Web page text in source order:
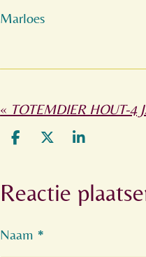
Marloes
« TOTEMDIER HOUT-4
D
e
n
D
l
S
r
e
Reactie
Naam *